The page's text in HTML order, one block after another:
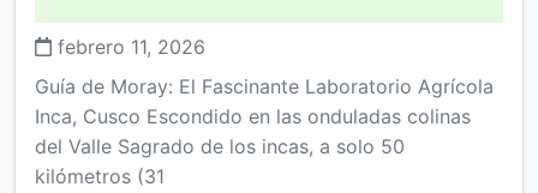
febrero 11, 2026
Guía de Moray: El Fascinante Laboratorio Agrícola
Inca, Cusco Escondido en las onduladas colinas
del Valle Sagrado de los incas, a solo 50
kilómetros (31